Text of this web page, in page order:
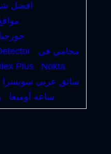
افضل
جورجيا
محامي في
Plus
Nokta
سائق عربى سويسرا
ساعة أوميغا